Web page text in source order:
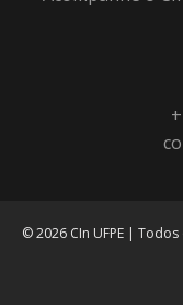
© 2026 CIn UFPE |